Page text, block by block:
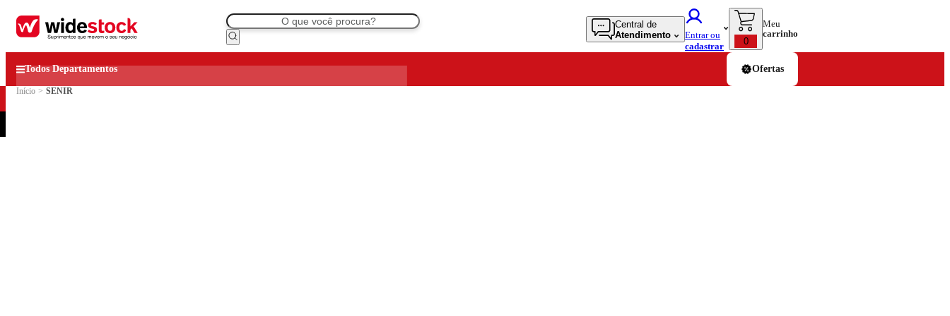
Central de
Atendimento
Entrar ou
cadastrar
0
Meu
carrinho
Todos Departamentos Ofertas
Início > SENIR